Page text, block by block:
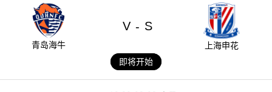
青岛海牛
V - S
上海申花
即将开始